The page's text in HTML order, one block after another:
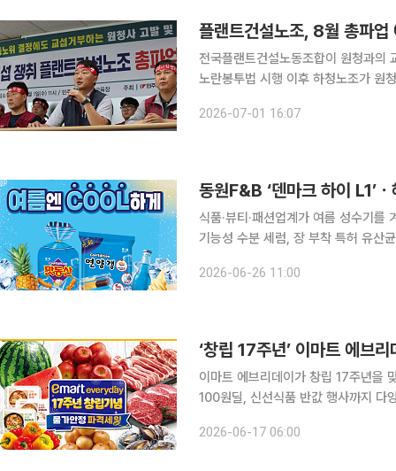
전국플랜트건설노동조합이 원청과의
노란봉투법 시행 이후 하청노조가 원청
을 거부하는 발주사와 종합건설사를
2026-07-01 16:07
식품·뷰티·패션업계가 여름 성수기
기능성 수분 세럼, 장 부착 특허 유산
션' 5종을 출시했다. 얼리면 여름 디
2026-06-26 11:00
‘창립 17주년’ 이마트 에브
이마트 에브리데이가 창립 17주년을
100원딜, 신선식품 반값 행사까지 다양한 혜택
고 17일 밝혔다. 먼저 17일 하
2026-06-17 06:00